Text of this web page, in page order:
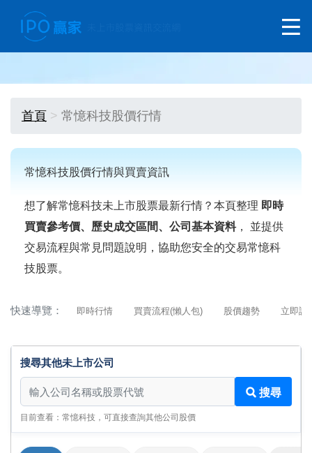
首頁 常憶科技股價行情
常憶科技股價行情與買賣資訊
想了解常憶科技未上市股票最新行情？本頁整理 即時
買賣參考價、歷史成交區間、公司基本資料， 並提供
交易流程與常見問題說明，協助您安全的交易常憶科
技股票。
快速導覽： 即時行情 買賣流程(懶人包) 股價趨勢 立即詢
搜尋其他未上市公司
搜尋其他未上市公司
搜尋
目前查看：常憶科技，可直接查詢其他公司股價